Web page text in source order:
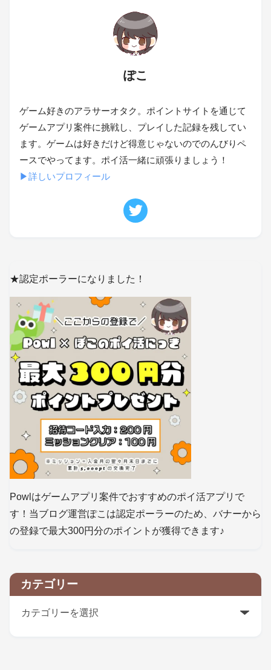
ぽこ
ゲーム好きのアラサーオタク。ポイントサイトを通じて
ゲームアプリ案件に挑戦し、プレイした記録を残してい
ます。ゲームは好きだけど得意じゃないのでのんびりペ
ースでやってます。ポイ活一緒に頑張りましょう！
▶詳しいプロフィール
★認定ポーラーになりました！
Powlはゲームアプリ案件でおすすめのポイ活アプリで
す！当ブログ運営ぽこは認定ポーラーのため、バナーから
の登録で最大300円分のポイントが獲得できます♪
カテゴリー